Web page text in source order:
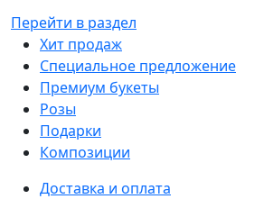
Перейти в раздел
Хит продаж
Специальное предложение
Премиум букеты
Розы
Подарки
Композиции
Доставка и оплата